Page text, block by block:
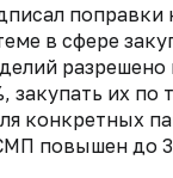
поправки
в сфере
закупать их по
конкретных
повышен до